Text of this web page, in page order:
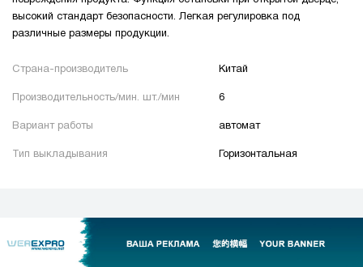
высокий стандарт безопасности. Легкая регулировка под
различные размеры продукции.
Страна-производитель Китай
Производительность/мин. шт./мин 6
Вариант работы автомат
Тип выкладывания Горизонтальная